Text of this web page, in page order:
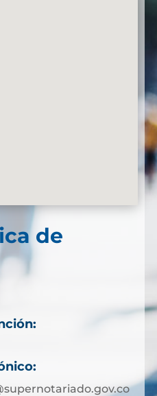
de